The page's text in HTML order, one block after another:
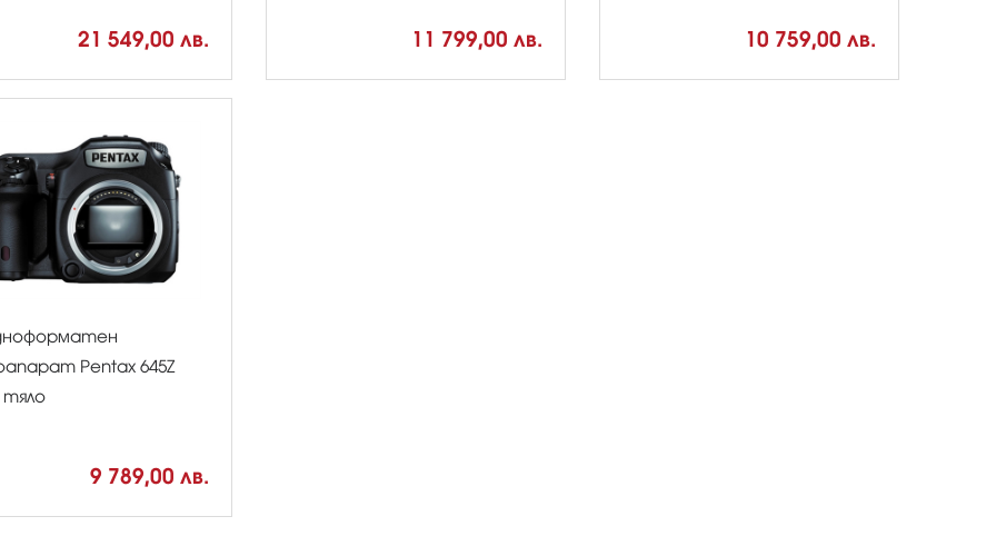
21 549,00 лв. 11 799,00 лв. 10 759,00 лв.
Pentax 645Z
тяло
9 789,00 лв.